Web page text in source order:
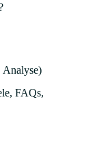
Analyse)
FAQs,